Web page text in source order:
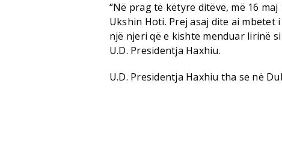
“Në prag të këtyre ditëve, më 16
Ukshin Hoti. Prej asaj dite ai mbetet
një njeri që e kishte menduar lirinë
U.D. Presidentja Haxhiu.
U.D. Presidentja Haxhiu tha se në